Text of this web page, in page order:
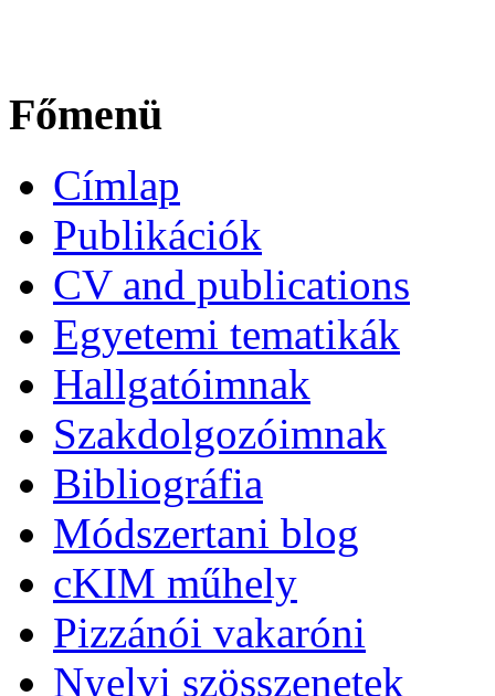
Főmenü
Címlap
Publikációk
CV and publications
Egyetemi tematikák
Hallgatóimnak
Szakdolgozóimnak
Bibliográfia
Módszertani blog
cKIM műhely
Pizzánói vakaróni
Nyelvi szösszenetek